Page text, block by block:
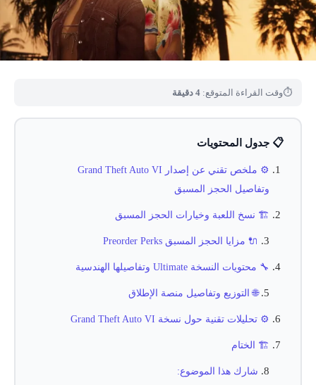
⏱وقت القراءة المتوقع: 4 دقيقة
📋 جدول المحتويات
⚙️ ملخص تقني عن إصدار Grand Theft Auto VI
وتفاصيل الحجز المسبق
🏗️ نسخ اللعبة وخيارات الحجز المسبق
🔌 مزايا الحجز المسبق Preorder Perks
🔧 محتويات النسخة Ultimate وتفاصيلها الهندسية
🌐 التوزيع وتفاصيل منصة الإطلاق
⚙️ تحليلات تقنية حول نسخة Grand Theft Auto VI
🏗️ الختام
شارك هذا الموضوع: